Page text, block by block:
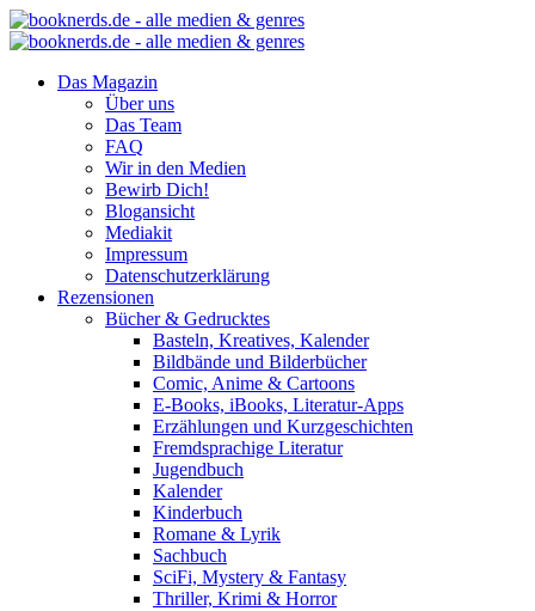
Das Magazin
Über uns
Das Team
FAQ
Wir in den Medien
Bewirb Dich!
Blogansicht
Mediakit
Impressum
Datenschutzerklärung
Rezensionen
Bücher & Gedrucktes
Basteln, Kreatives, Kalender
Bildbände und Bilderbücher
Comic, Anime & Cartoons
E-Books, iBooks, Literatur-Apps
Erzählungen und Kurzgeschichten
Fremdsprachige Literatur
Jugendbuch
Kalender
Kinderbuch
Romane & Lyrik
Sachbuch
SciFi, Mystery & Fantasy
Thriller, Krimi & Horror